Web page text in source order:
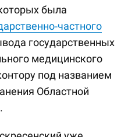
была
частного
государственных
медицинского
под названием
Областной